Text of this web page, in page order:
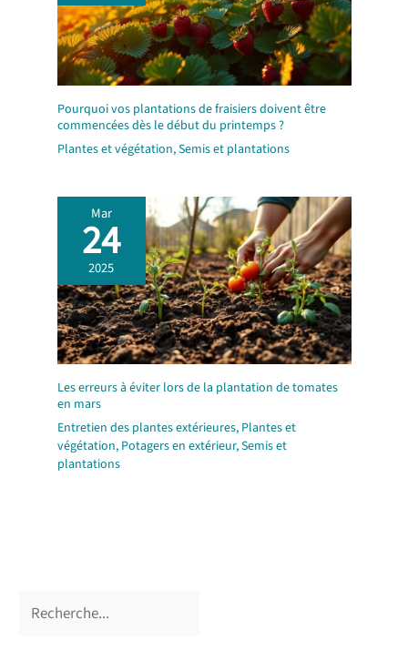
Pourquoi vos plantations de fraisiers doivent être
commencées dès le début du printemps ?
Plantes et végétation,Semis et plantations
Mar
24
2025
Les erreurs à éviter lors de la plantation de tomates
en mars
Entretien des plantes extérieures, Plantes et
végétation, Potagers en extérieur,Semis et
plantations